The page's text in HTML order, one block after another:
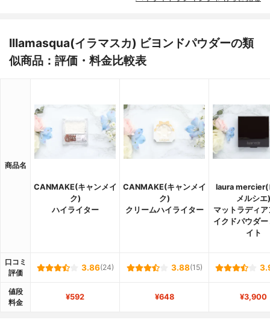
Illamasqua(イラマスカ) ビヨンドパウダーの類
似商品：評価・料金比較表
商品名
CANMAKE(キャンメイ
ク)
ハイライター
CANMAKE(キャンメイ
ク)
クリームハイライター
laura mercier(
メルシエ)
マットラディア
イクドパウダー
イト
口コミ
評価
3.86(24) 3.88(15)
値段
料金
¥592 ¥648 ¥3,900